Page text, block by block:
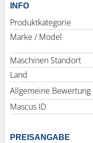
INFO
Produktkategorie
Marke / Model
Maschinen Standort
Land
Allgemeine Bewertung
Mascus ID
PREISANGABE